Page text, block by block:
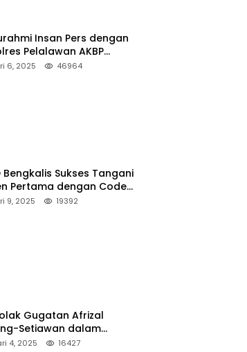
Insan Pers dengan
Pelalawan AKBP
Asri, S.I.K.
6, 2025 46964
Bengkalis Sukses Tangani
Pertama dengan Code
9, 2025 19392
Gugatan Afrizal
Setiawan dalam
Pilkada Rokan Hilir
4, 2025 16427